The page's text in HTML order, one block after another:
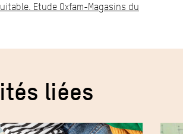
Etude Oxfam-Magasins du
liées